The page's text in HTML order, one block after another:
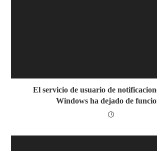
El servicio de usuario de
Windows ha dejado de